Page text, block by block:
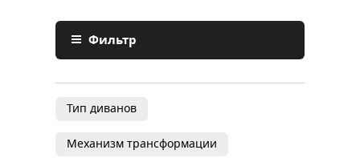
Фильтр
Тип диванов
Механизм трансформации